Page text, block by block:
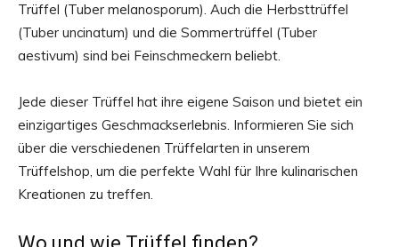
Trüffel (Tuber melanosporum). Auch die Herbsttrüffel
(Tuber uncinatum) und die Sommertrüffel (Tuber
aestivum) sind bei Feinschmeckern beliebt.
Jede dieser Trüffel hat ihre eigene Saison und bietet ein
einzigartiges Geschmackserlebnis. Informieren Sie sich
über die verschiedenen Trüffelarten in unserem
Trüffelshop, um die perfekte Wahl für Ihre kulinarischen
Kreationen zu treffen.